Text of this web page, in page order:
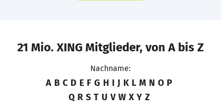
21 Mio. XING Mitglieder, von A bis Z
Nachname:
A B C D E F G H I J K L M N O P
Q R S T U V W X Y Z